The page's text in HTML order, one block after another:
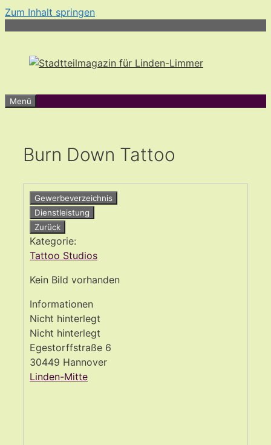
Zum Inhalt springen
Menü
Burn Down Tattoo
Gewerbeverzeichnis
Dienstleistung
Zurück
Kategorie:
Tattoo Studios
Kein Bild vorhanden
Informationen
Nicht hinterlegt
Nicht hinterlegt
Egestorffstraße 6
30449 Hannover
Linden-Mitte